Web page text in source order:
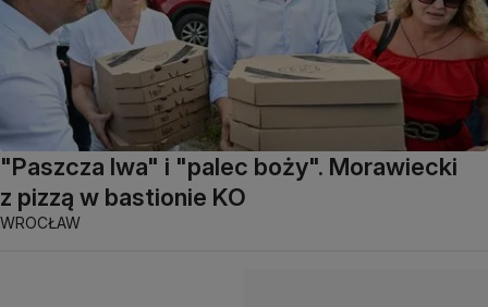
"Paszcza lwa" i "palec boży". Morawiecki
z pizzą w bastionie KO
WROCŁAW